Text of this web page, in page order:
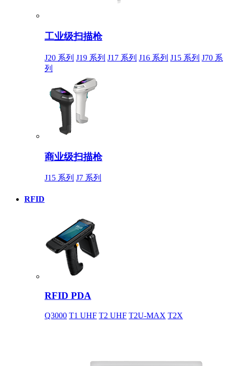
工业级扫描枪
J20 系列 J19 系列 J17 系列 J16 系列 J15 系列 J70 系
列
商业级扫描枪
J15 系列 J7 系列
RFID
RFID PDA
Q3000 T1 UHF T2 UHF T2U-MAX T2X